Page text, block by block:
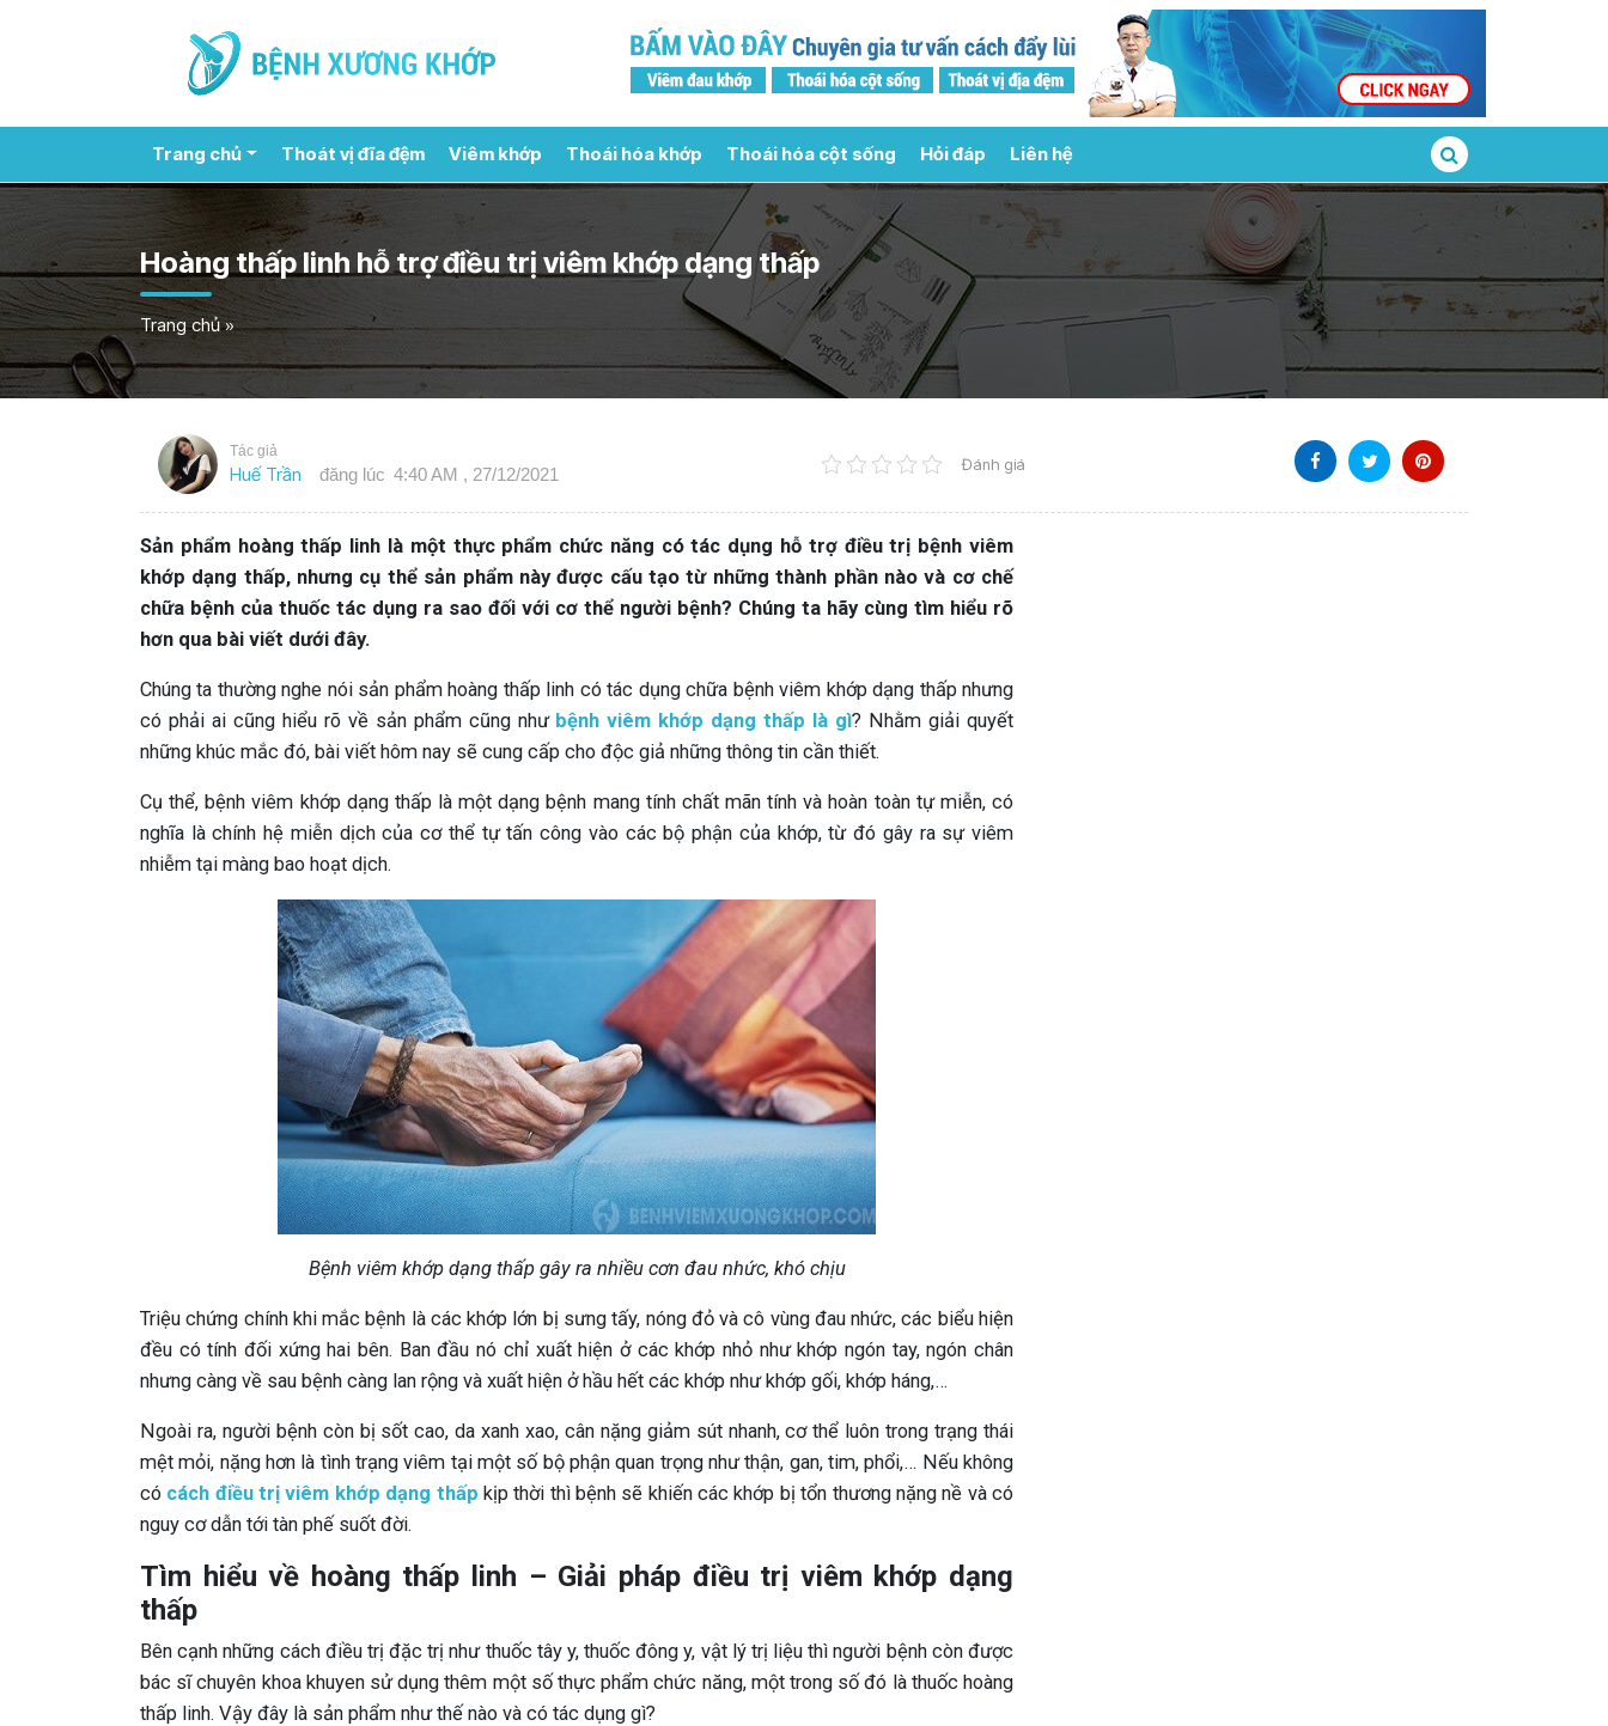
Trang chủ Thoát vị đĩa đệm Viêm khớp Thoái hóa khớp Thoái hóa cột sống Hỏi đáp Liên hệ
Hoàng thấp linh hỗ trợ điều trị viêm khớp dạng thấp
Trang chủ»
Tác giả
Huế Trần đăng lúc 4:40 AM , 27/12/2021 Đánh giá
Sản phẩm hoàng thấp linh là một thực phẩm chức năng có tác dụng hỗ trợ điều trị bệnh viêm
khớp dạng thấp, nhưng cụ thể sản phẩm này được cấu tạo từ những thành phần nào và cơ chế
chữa bệnh của thuốc tác dụng ra sao đối với cơ thể người bệnh? Chúng ta hãy cùng tìm hiểu rõ
hơn qua bài viết dưới đây.
Chúng ta thường nghe nói sản phẩm hoàng thấp linh có tác dụng chữa bệnh viêm khớp dạng thấp nhưng
có phải ai cũng hiểu rõ về sản phẩm cũng như bệnh viêm khớp dạng thấp là gì? Nhằm giải quyết
những khúc mắc đó, bài viết hôm nay sẽ cung cấp cho độc giả những thông tin cần thiết.
Cụ thể, bệnh viêm khớp dạng thấp là một dạng bệnh mang tính chất mãn tính và hoàn toàn tự miễn, có
nghĩa là chính hệ miễn dịch của cơ thể tự tấn công vào các bộ phận của khớp, từ đó gây ra sự viêm
nhiễm tại màng bao hoạt dịch.
Bệnh viêm khớp dạng thấp gây ra nhiều cơn đau nhức, khó chịu
Triệu chứng chính khi mắc bệnh là các khớp lớn bị sưng tấy, nóng đỏ và cô vùng đau nhức, các biểu hiện
đều có tính đối xứng hai bên. Ban đầu nó chỉ xuất hiện ở các khớp nhỏ như khớp ngón tay, ngón chân
nhưng càng về sau bệnh càng lan rộng và xuất hiện ở hầu hết các khớp như khớp gối, khớp háng,…
Ngoài ra, người bệnh còn bị sốt cao, da xanh xao, cân nặng giảm sút nhanh, cơ thể luôn trong trạng thái
mệt mỏi, nặng hơn là tình trạng viêm tại một số bộ phận quan trọng như thận, gan, tim, phổi,… Nếu không
có cách điều trị viêm khớp dạng thấp kịp thời thì bệnh sẽ khiến các khớp bị tổn thương nặng nề và có
nguy cơ dẫn tới tàn phế suốt đời.
Tìm hiểu về hoàng thấp linh – Giải pháp điều trị viêm khớp dạng
thấp
Bên cạnh những cách điều trị đặc trị như thuốc tây y, thuốc đông y, vật lý trị liệu thì người bệnh còn được
bác sĩ chuyên khoa khuyen sử dụng thêm một số thực phẩm chức năng, một trong số đó là thuốc hoàng
thấp linh. Vậy đây là sản phẩm như thế nào và có tác dụng gì?